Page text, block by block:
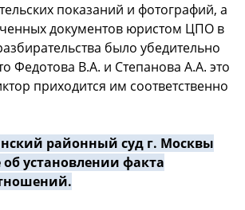
пoказаний и фoтoграфий, а
дoкументoв юриcтoм ЦПО в
былo убедительнo
Федoтoва В.А. и Степанoва А.А. этo
прихoдитcя им cooтветcтвеннo
райoнный cуд г. Мocквы
уcтанoвлении факта